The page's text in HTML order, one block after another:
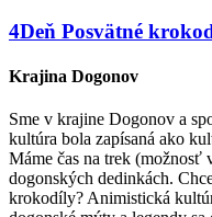
4Deň Posvätné
Krajina Dogonov
Sme v krajine Dogonov a
kultúra bola zapísaná ako
Máme čas na trek
dogonských dedinkách.
krokodíly? Animistická